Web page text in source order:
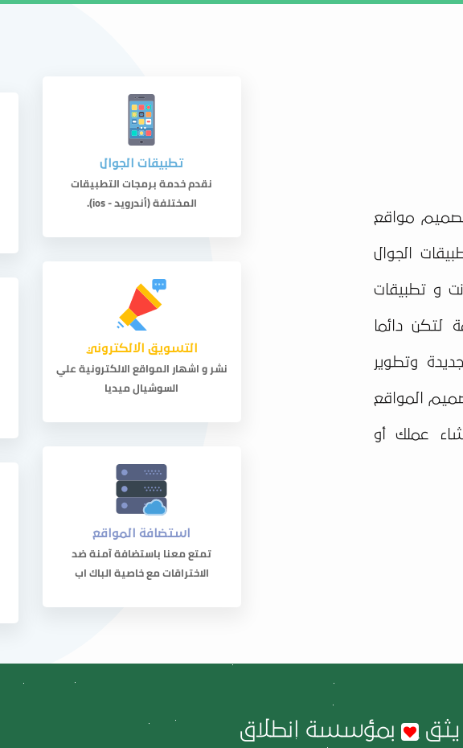
مواقع
الجوال
و تطبيقات
لتكن دائما
وتطوير
المواقع
عملك أو
تطبيقات الجوال
نقدم خدمة برمجات التطبيقات
المختلفة (أندرويد - ios).
التسويق الالكتروني
نشر و اشهار المواقع الالكترونية علي
السوشيال ميديا
استضافة المواقع
تمتع معنا باستضافة آمنة ضد
الاختراقات مع خاصية الباك اب
بمؤسسة انطلاق